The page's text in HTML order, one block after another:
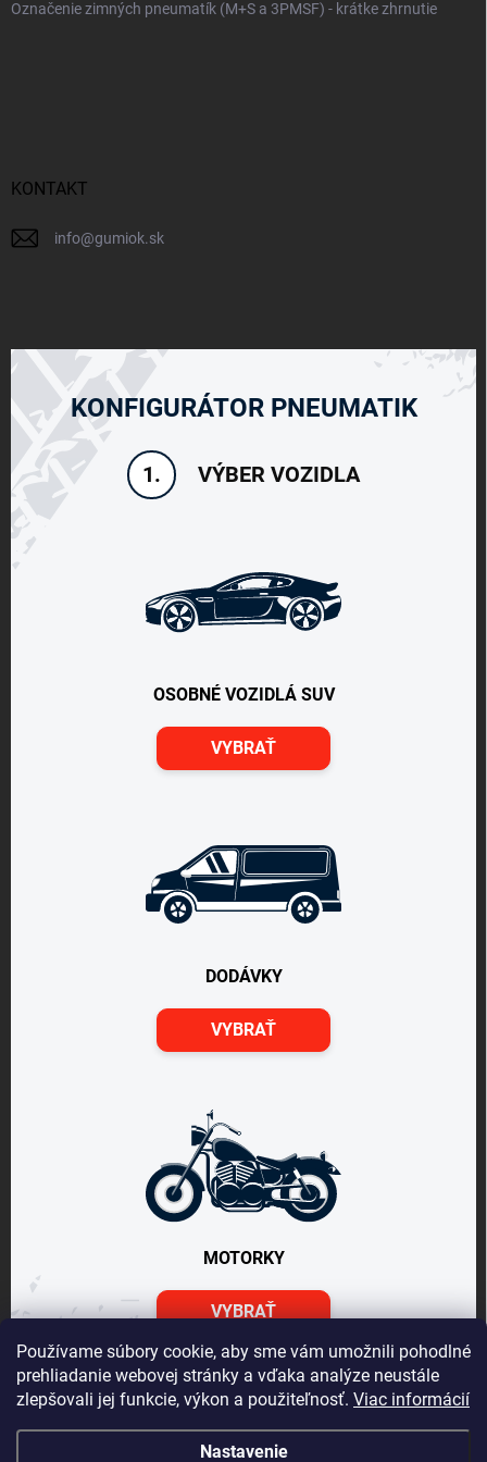
Používame súbory cookie, aby sme vám umožnili pohodlné
prehliadanie webovej stránky a vďaka analýze neustále
zlepšovali jej funkcie, výkon a použiteľnosť. Viac informácií
Nastavenie
Vážený zákazník Info o DOT pneu nepodávame, vek
Označenie zimných pneumatík (M+S a 3PMSF) - krátke zhrnutie
KONTAKT
info@gumiok.sk
KONFIGURÁTOR PNEUMATIK
1. VÝBER VOZIDLA
OSOBNÉ VOZIDLÁ SUV
VYBRAŤ
DODÁVKY
VYBRAŤ
MOTORKY
VYBRAŤ